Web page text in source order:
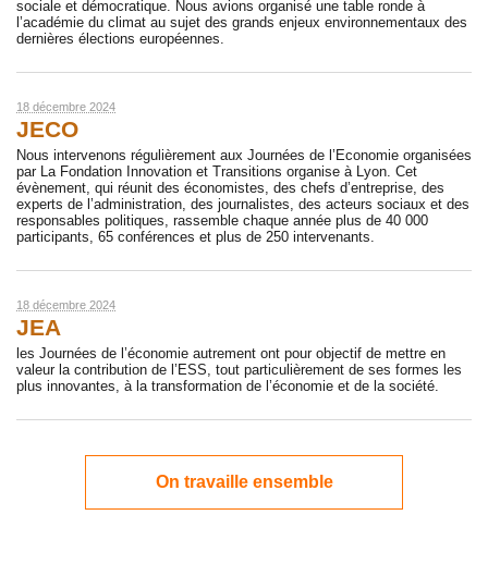
sociale et démocratique. Nous avions organisé une table ronde à
l’académie du climat au sujet des grands enjeux environnementaux des
dernières élections européennes.
18 décembre 2024
JECO
Nous intervenons régulièrement aux Journées de l’Economie organisées
par La Fondation Innovation et Transitions organise à Lyon. Cet
évènement, qui réunit des économistes, des chefs d’entreprise, des
experts de l’administration, des journalistes, des acteurs sociaux et des
responsables politiques, rassemble chaque année plus de 40 000
participants, 65 conférences et plus de 250 intervenants.
18 décembre 2024
JEA
les Journées de l’économie autrement ont pour objectif de mettre en
valeur la contribution de l’ESS, tout particulièrement de ses formes les
plus innovantes, à la transformation de l’économie et de la société.
On travaille ensemble